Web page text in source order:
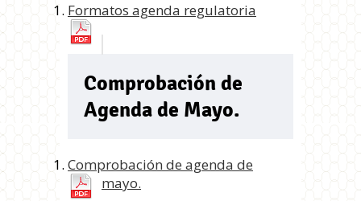
Formatos agenda regulatoria
Comprobación de
Agenda de Mayo.
Comprobación de agenda de
mayo.